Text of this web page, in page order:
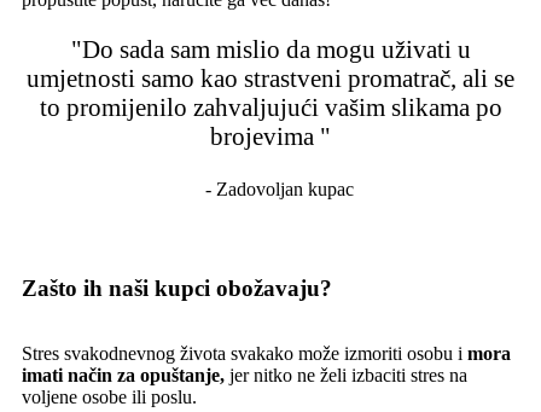
"Do sada sam mislio da mogu uživati u
umjetnosti samo kao strastveni promatrač, ali se
to promijenilo zahvaljujući vašim slikama po
brojevima "
- Zadovoljan kupac
Zašto ih naši kupci obožavaju?
Stres svakodnevnog života svakako može izmoriti osobu i mora
imati način za opuštanje, jer nitko ne želi izbaciti stres na
voljene osobe ili poslu.